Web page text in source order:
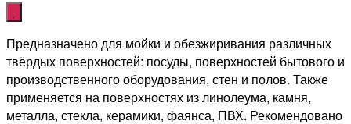
Предназначено для мойки и обезжиривания различных
твёрдых поверхностей: посуды, поверхностей бытового и
производственного оборудования, стен и полов. Также
применяется на поверхностях из линолеума, камня,
металла, стекла, керамики, фаянса, ПВХ. Рекомендовано